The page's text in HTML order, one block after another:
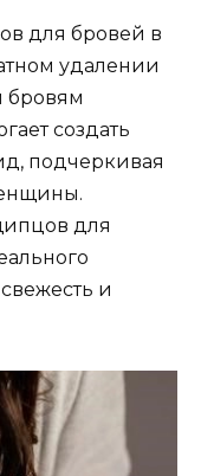
для бровей в
удалении
бровям
создать
подчеркивая
для
и